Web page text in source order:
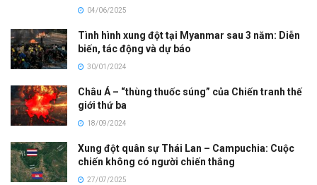
04/06/2025
Tình hình xung đột tại Myanmar sau 3 năm: Diễn
biến, tác động và dự báo
30/01/2024
Châu Á – “thùng thuốc súng” của Chiến tranh thế
giới thứ ba
18/09/2024
Xung đột quân sự Thái Lan – Campuchia: Cuộc
chiến không có người chiến thắng
27/07/2025